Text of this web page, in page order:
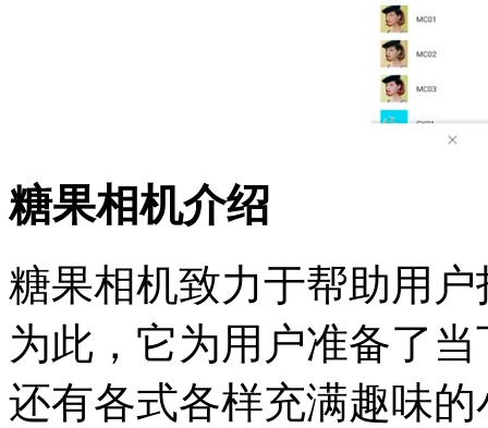
糖果相机介绍
糖果相机致力于帮助用
为此，它为用户准备了
还有各式各样充满趣味